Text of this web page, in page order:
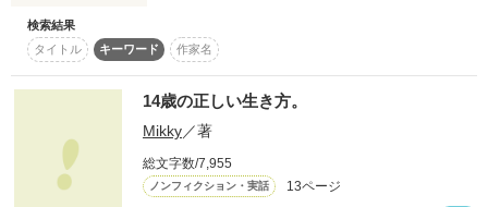
ジャンル
ステータス
「33作品目」
完結致しました。
読んで頂けますと
あわないと思われましたら
直ぐに退出されて下さい。
検索結果
タイトル
キーワード 作家名
14歳の正しい生き方。
Mikky／著
総文字数/7,955
ノンフィクション・実話 13ページ